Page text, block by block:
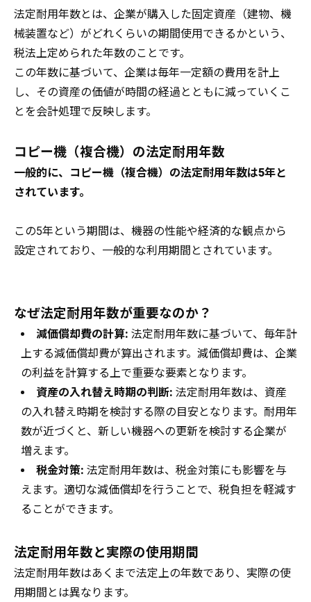
法定耐用年数とは、企業が購入した固定資産（建物、機
械装置など）がどれくらいの期間使用できるかという、
税法上定められた年数のことです。
この年数に基づいて、企業は毎年一定額の費用を計上
し、その資産の価値が時間の経過とともに減っていくこ
とを会計処理で反映します。
コピー機（複合機）の法定耐用年数
一般的に、コピー機（複合機）の法定耐用年数は5年と
されています。
この5年という期間は、機器の性能や経済的な観点から
設定されており、一般的な利用期間とされています。
なぜ法定耐用年数が重要なのか？
減価償却費の計算: 法定耐用年数に基づいて、毎年計
上する減価償却費が算出されます。減価償却費は、企業
の利益を計算する上で重要な要素となります。
資産の入れ替え時期の判断: 法定耐用年数は、資産
の入れ替え時期を検討する際の目安となります。耐用年
数が近づくと、新しい機器への更新を検討する企業が
増えます。
税金対策: 法定耐用年数は、税金対策にも影響を与
えます。適切な減価償却を行うことで、税負担を軽減す
ることができます。
法定耐用年数と実際の使用期間
法定耐用年数はあくまで法定上の年数であり、実際の使
用期間とは異なります。